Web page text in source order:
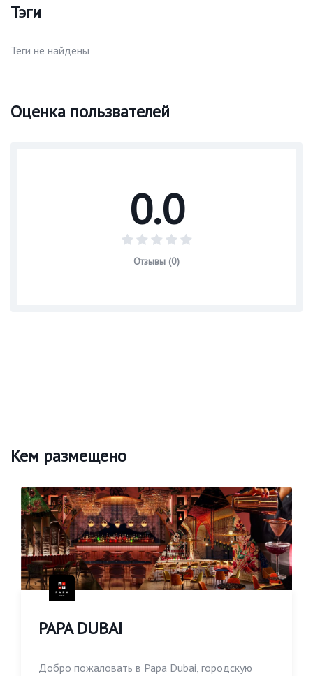
Тэги
Теги не найдены
Оценка пользвателей
0.0
Отзывы (0)
Кем размещено
PAPA DUBAI
Добро пожаловать в Papa Dubai, городскую